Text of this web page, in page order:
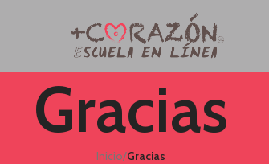
Gracias
Inicio/Gracias